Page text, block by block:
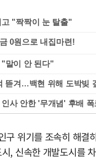
고 "짝짝이 눈 탈출"
"말이 안 된다"
뜯겨…백현 위해 도박빚
사 안한 '무개념' 후배 폭
구 위기를 조속히 해
, 신속한 개발도시를